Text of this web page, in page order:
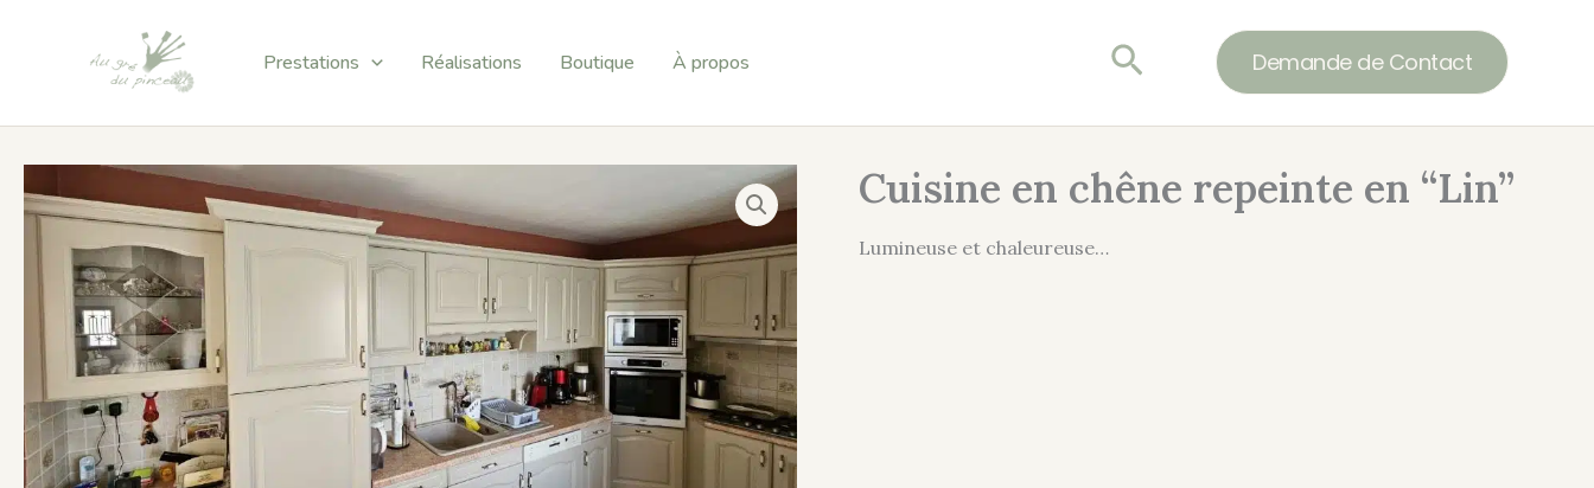
Prestations Réalisations Boutique À propos RechercherDemande de Contact
Cuisine en chêne repeinte en “Lin”
Lumineuse et chaleureuse…